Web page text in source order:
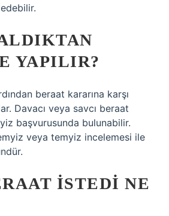
YAPILIR?
beraat kararına karşı
Davacı veya savcı beraat
başvurusunda bulunabilir.
veya temyiz incelemesi ile
ISTEDI NE